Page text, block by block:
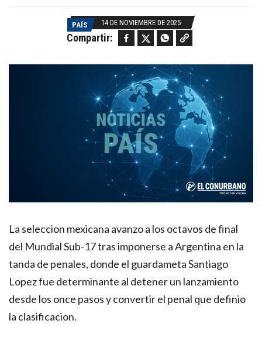
PAÍS 14 DE NOVIEMBRE DE 2025
Compartir: Facebook Twitter WhatsApp Copy link
La seleccion mexicana avanzo a los octavos de final
del Mundial Sub-17 tras imponerse a Argentina en la
tanda de penales, donde el guardameta Santiago
Lopez fue determinante al detener un lanzamiento
desde los once pasos y convertir el penal que definio
la clasificacion.